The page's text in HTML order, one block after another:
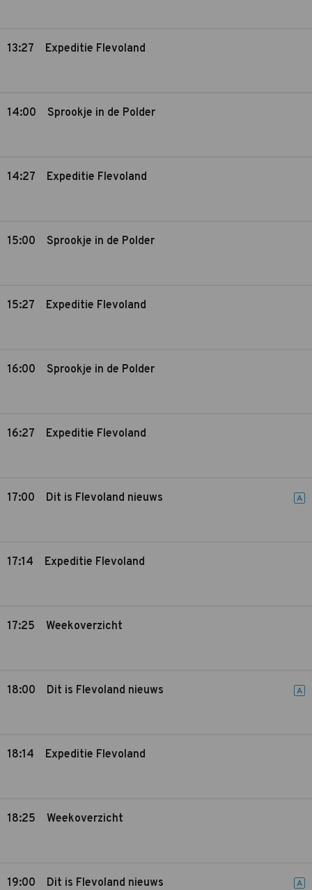
13:27 Expeditie Flevoland
14:00 Sprookje in de Polder
14:27 Expeditie Flevoland
15:00 Sprookje in de Polder
15:27 Expeditie Flevoland
16:00 Sprookje in de Polder
16:27 Expeditie Flevoland
17:00 Dit is Flevoland nieuws A
17:14 Expeditie Flevoland
17:25 Weekoverzicht
18:00 Dit is Flevoland nieuws A
18:14 Expeditie Flevoland
18:25 Weekoverzicht
19:00 Dit is Flevoland nieuws A